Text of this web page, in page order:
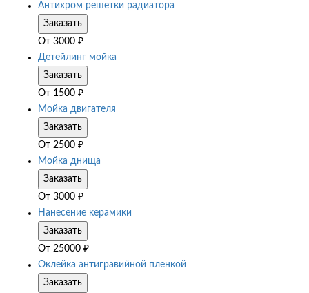
Антихром решетки радиатора
Заказать
От 3000 ₽
Детейлинг мойка
Заказать
От 1500 ₽
Мойка двигателя
Заказать
От 2500 ₽
Мойка днища
Заказать
От 3000 ₽
Нанесение керамики
Заказать
От 25000 ₽
Оклейка антигравийной пленкой
Заказать